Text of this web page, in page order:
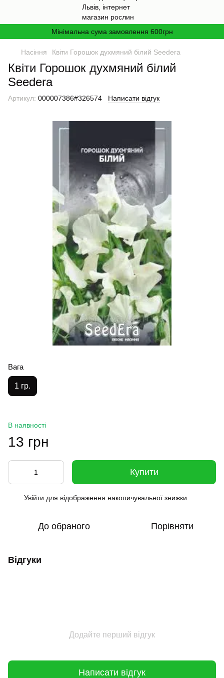
Мінімальна сума замовлення 600грн
Насіння Квіти Горошок духмяний білий Seedera
Квіти Горошок духмяний білий
Seedera
Артикул: 000007386#326574 Написати відгук
Вага
1 гр.
В наявності
13 грн
Купити
Увійти для відображення накопичувальної знижки
До обраного Порівняти
Відгуки
Додайте перший відгук
Написати відгук